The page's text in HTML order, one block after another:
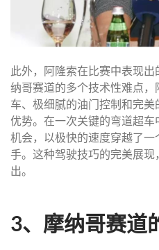
此外，阿隆索在比赛中表现
纳哥赛道的多个技术性难点
车、极细腻的油门控制和完
优势。在一次关键的弯道超
机会，以极快的速度穿越了
手。这种驾驶技巧的完美展
出。
3、摩纳哥赛道